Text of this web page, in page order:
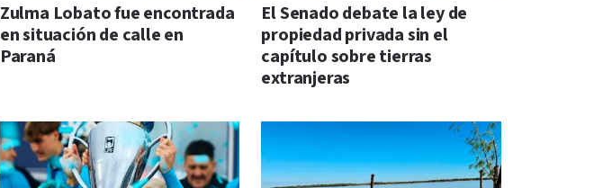
Zulma Lobato fue encontrada
en situación de calle en
Paraná
El Senado debate la ley de
propiedad privada sin el
capítulo sobre tierras
extranjeras